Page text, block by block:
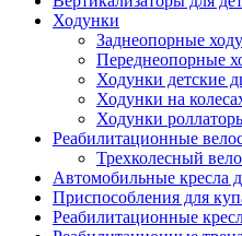
Ходунки
Заднеопорные
Переднеопорные
Ходунки детские
Ходунки на
Ходунки
Реабилитационные
Трехколесный
Автомобильные кресла
Приспособления для
Реабилитационные